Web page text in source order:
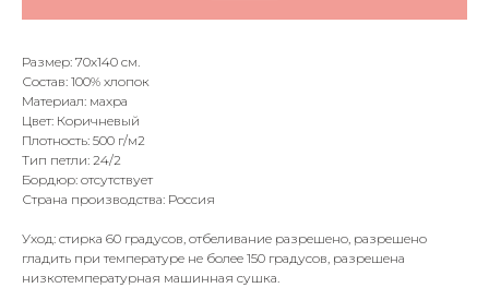
Размер: 70х140 см.
Состав: 100% хлопок
Материал: махра
Цвет: Коричневый
Плотность: 500 г/м2
Тип петли: 24/2
Бордюр: отсутствует
Страна производства: Россия
Уход: стирка 60 градусов, отбеливание разрешено, разрешено
гладить при температуре не более 150 градусов, разрешена
низкотемпературная машинная сушка.